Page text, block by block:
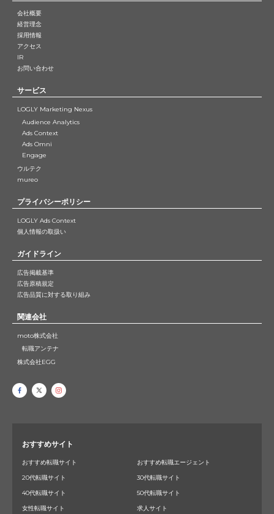
会社概要
経営理念
採用情報
アクセス
IR
お問い合わせ
サービス
LOGLY Marketing Nexus
Audience Analytics
Ads Context
Ads Omni
Engage
ウルテク
mureo
プライバシーポリシー
LOGLY Ads Context
個人情報の取扱い
ガイドライン
広告掲載基準
広告原稿規定
広告品質に対する取り組み
関連会社
moto株式会社
転職アンテナ
株式会社EGG
おすすめサイト
おすすめ転職サイト
おすすめ転職エージェント
20代転職サイト
30代転職サイト
40代転職サイト
50代転職サイト
女性転職サイト
求人サイト